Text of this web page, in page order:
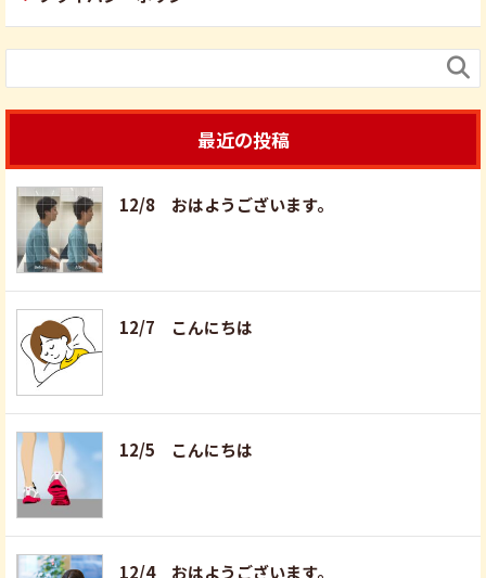

最近の投稿
12/8 おはようございます。
12/7 こんにちは
12/5 こんにちは
12/4 おはようございます。